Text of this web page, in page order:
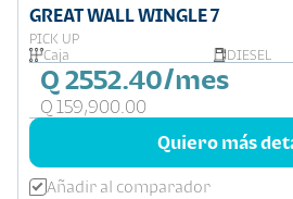
GREAT WALL WINGLE 7
PICK UP
Caja
DIESEL
Q 2552.40/mes
Q 159,900.00
Quiero más
Añadir al comparador